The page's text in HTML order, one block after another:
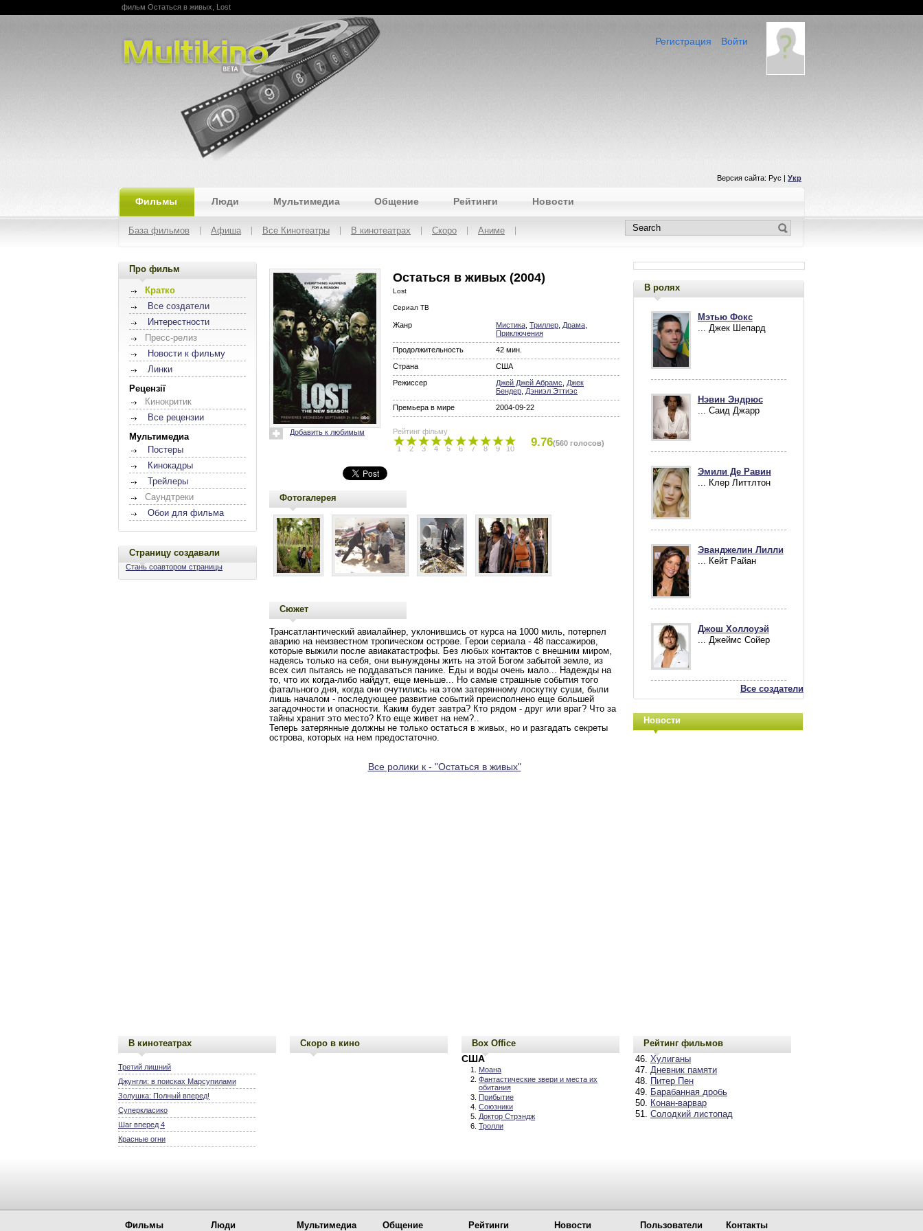
Multikino
фильм Остаться в живых, Lost
Войти
Регистрация
Версия сайта: Рус | Укр
Фильмы Люди Мультимедиа Общение Рейтинги Новости
База фильмов Афиша Все Кинотеатры В кинотеатрах Скоро Аниме
Про фильм
Кратко
Все создатели
Интерестности
Пресс-релиз
Новости к фильму
Линки
Рецензії
Кинокритик
Все рецензии
Мультимедиа
Постеры
Кинокадры
Трейлеры
Саундтреки
Обои для фильма
Страницу создавали
Стань соавтором страницы
В ролях
Мэтью Фокс
... Джек Шепард
Нэвин Эндрюс
... Саид Джарр
Эмили Де Равин
... Клер Литтлтон
Эванджелин Лилли
... Кейт Райан
Джош Холлоуэй
... Джеймс Сойер
Все создатели
Новости
Добавить к любимым
Остаться в живых (2004)
Lost
Сериал ТВ
Жанр Мистика Триллер Драма
Приключения
Продолжительность
42 мин.
Страна
США
Режиссер
Джей Джей Абрамс
Джек
Бендер Дэниэл Эттиэс
Премьера в мире
2004-09-22
Рейтинг фільму
1 2 3 4 5 6 7 8 9 10 9.76(560 голосов)
Фотогалерея
Сюжет
Трансатлантический авиалайнер, уклонившись от курса на 1000 миль, потерпел
аварию на неизвестном тропическом острове. Герои сериала - 48 пассажиров,
которые выжили после авиакатастрофы. Без любых контактов с внешним миром,
надеясь только на себя, они вынуждены жить на этой Богом забытой земле, из
всех сил пытаясь не поддаваться панике. Еды и воды очень мало... Надежды на
то, что их когда-либо найдут, еще меньше... Но самые страшные события того
фатального дня, когда они очутились на этом затерянному лоскутку суши, были
лишь началом - последующее развитие событий преисполнено еще большей
загадочности и опасности. Каким будет завтра? Кто рядом - друг или враг? Что за
тайны хранит это место? Кто еще живет на нем?..
Теперь затерянные должны не только остаться в живых, но и разгадать секреты
острова, которых на нем предостаточно.
Все ролики к - "Остаться в живых"
В кинотеатрах
Третий лишний
Джунгли: в поисках Марсупилами
Золушка: Полный вперед!
Суперкласико
Шаг вперед 4
Красные огни
Скоро в кино Box Office
США
Моана
Фантастические звери и места их
обитания
Прибытие
Союзники
Доктор Стрэндж
Тролли
Рейтинг фильмов
Хулиганы
Дневник памяти
Питер Пен
Барабанная дробь
Конан-варвар
Солодкий листопад
Фильмы Люди Мультимедиа Общение Рейтинги Новости Пользователи Контакты